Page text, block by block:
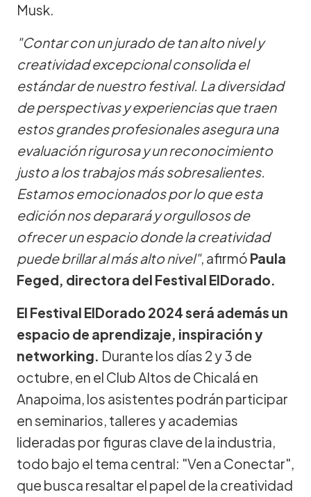
Musk.
"Contar con un jurado de tan alto nivel y
creatividad excepcional consolida el
estándar de nuestro festival. La diversidad
de perspectivas y experiencias que traen
estos grandes profesionales asegura una
evaluación rigurosa y un reconocimiento
justo a los trabajos más sobresalientes.
Estamos emocionados por lo que esta
edición nos deparará y orgullosos de
ofrecer un espacio donde la creatividad
puede brillar al más alto nivel", afirmó Paula
Feged, directora del Festival ElDorado.
El Festival ElDorado 2024 será además un
espacio de aprendizaje, inspiración y
networking. Durante los días 2 y 3 de
octubre, en el Club Altos de Chicalá en
Anapoima, los asistentes podrán participar
en seminarios, talleres y academias
lideradas por figuras clave de la industria,
todo bajo el tema central: "Ven a Conectar",
que busca resaltar el papel de la creatividad